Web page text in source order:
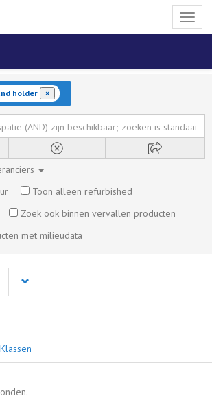
holder ×
Toon alleen refurbished
Zoek ook binnen vervallen producten
met milieudata
Klassen